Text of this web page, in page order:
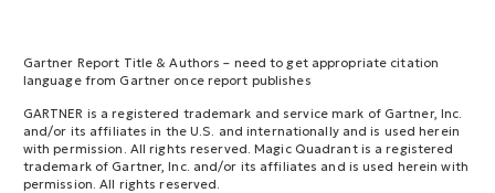
Gartner Report Title & Authors – need to get appropriate citation
language from Gartner once report publishes
GARTNER is a registered trademark and service mark of Gartner, Inc.
and/or its affiliates in the U.S. and internationally and is used herein
with permission. All rights reserved. Magic Quadrant is a registered
trademark of Gartner, Inc. and/or its affiliates and is used herein with
permission. All rights reserved.